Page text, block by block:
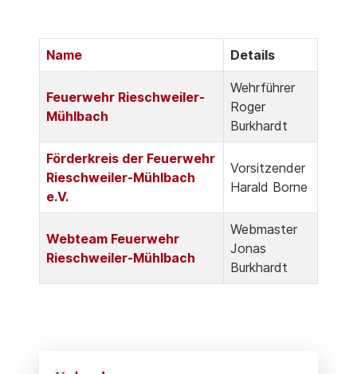
Name Details
Feuerwehr Rieschweiler-
Mühlbach
Wehrführer
Roger
Burkhardt
Förderkreis der Feuerwehr
Rieschweiler-Mühlbach
e.V.
Vorsitzender
Harald Borne
Webteam Feuerwehr
Rieschweiler-Mühlbach
Webmaster
Jonas
Burkhardt